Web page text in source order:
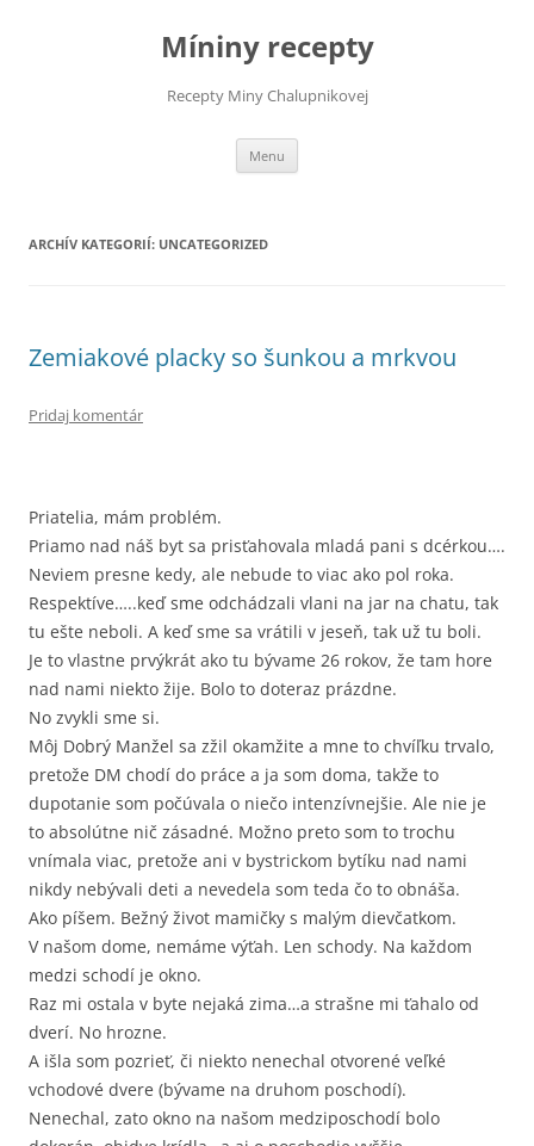
Míniny recepty
Recepty Miny Chalupnikovej
Menu
ARCHÍV KATEGORIÍ: UNCATEGORIZED
Zemiakové placky so šunkou a mrkvou
Pridaj komentár
Priatelia, mám problém.
Priamo nad náš byt sa prisťahovala mladá pani s dcérkou….
Neviem presne kedy, ale nebude to viac ako pol roka.
Respektíve…..keď sme odchádzali vlani na jar na chatu, tak
tu ešte neboli. A keď sme sa vrátili v jeseň, tak už tu boli.
Je to vlastne prvýkrát ako tu bývame 26 rokov, že tam hore
nad nami niekto žije. Bolo to doteraz prázdne.
No zvykli sme si.
Môj Dobrý Manžel sa zžil okamžite a mne to chvíľku trvalo,
pretože DM chodí do práce a ja som doma, takže to
dupotanie som počúvala o niečo intenzívnejšie. Ale nie je
to absolútne nič zásadné. Možno preto som to trochu
vnímala viac, pretože ani v bystrickom bytíku nad nami
nikdy nebývali deti a nevedela som teda čo to obnáša.
Ako píšem. Bežný život mamičky s malým dievčatkom.
V našom dome, nemáme výťah. Len schody. Na každom
medzi schodí je okno.
Raz mi ostala v byte nejaká zima…a strašne mi ťahalo od
dverí. No hrozne.
A išla som pozrieť, či niekto nenechal otvorené veľké
vchodové dvere (bývame na druhom poschodí).
Nenechal, zato okno na našom medziposchodí bolo